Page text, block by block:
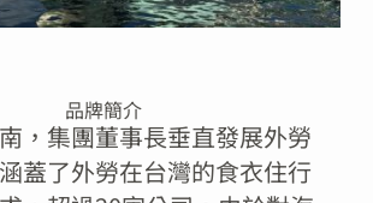
品牌簡介
，集團董事長垂直發展外勞
蓋了外勞在台灣的食衣住行